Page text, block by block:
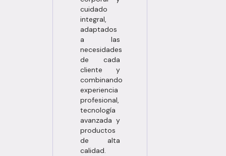
cuidado
integral,
adaptados
a las
necesidades
de cada
cliente y
combinando
experiencia
profesional,
tecnología
avanzada y
productos
de alta
calidad.